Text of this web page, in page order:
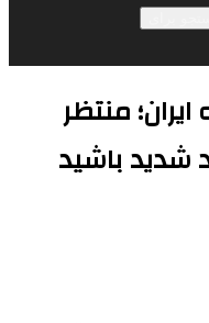
منتظر
شدید باشید